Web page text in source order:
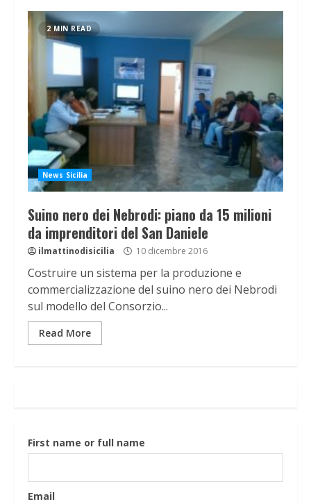
2 MIN READ
News Sicilia
Suino nero dei Nebrodi: piano da 15 milioni
da imprenditori del San Daniele
ilmattinodisicilia 10 dicembre 2016
Costruire un sistema per la produzione e
commercializzazione del suino nero dei Nebrodi
sul modello del Consorzio...
Read More
First name or full name
Email